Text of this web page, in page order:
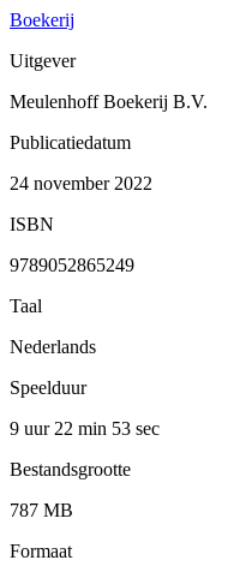
Boekerij
Uitgever
Meulenhoff Boekerij B.V.
Publicatiedatum
24 november 2022
ISBN
9789052865249
Taal
Nederlands
Speelduur
9 uur 22 min 53 sec
Bestandsgrootte
787 MB
Formaat